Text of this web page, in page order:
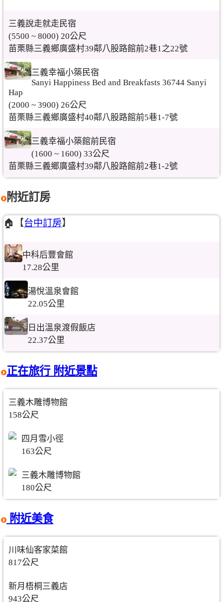
三義說走就走民宿
(5500 ~ 8000) 20公尺
苗栗縣三義鄉廣盛村39鄰八股路館前2巷1之22號
三義幸福小築民宿
Sanyi Happiness Bed and Breakfasts 36744 Sanyi
Hap
(2000 ~ 3900) 26公尺
苗栗縣三義鄉廣盛村40鄰八股路館前5巷1-7號
三義幸福小築館前民宿
(1600 ~ 1600) 33公尺
苗栗縣三義鄉廣盛村39鄰八股路館前2巷1-2號
附近訂房
🏠【台中訂房】
中科后豐會館
17.28公里
湯悅溫泉會館
22.05公里
日出溫泉渡假飯店
22.37公里
正在旅行 附近景點
三義木雕博物館
158公尺
四月雪小徑
163公尺
三義木雕博物館
180公尺
附近美食
川味仙客家菜館
817公尺
新月梧桐三義店
943公尺